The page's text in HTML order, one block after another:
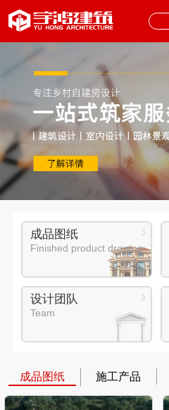
成品图纸
Finished product drawing
设计团队
Team
成品图纸 施工产品